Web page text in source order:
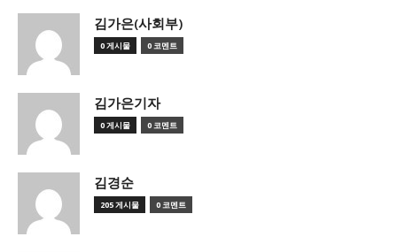
김가은(사회부)
0 게시물 0 코멘트
김가은기자
0 게시물 0 코멘트
김경순
205 게시물 0 코멘트